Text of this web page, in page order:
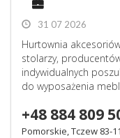
31 07 2026
Hurtownia
stolarzy,
indywidualnych
do wyposażenia
+48 884 809
Pomorskie, Tczew 83-